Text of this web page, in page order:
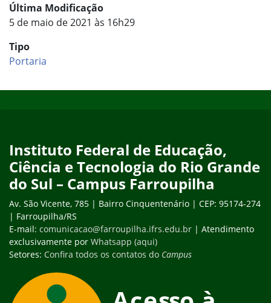
Última Modificação
5 de maio de 2021 às 16h29
Tipo
Portaria
Instituto Federal de Educação,
Ciência e Tecnologia do Rio Grande
do Sul – Campus Farroupilha
Av. São Vicente, 785 | Bairro Cinquentenário | CEP: 95174-274
| Farroupilha/RS
E-mail: comunicacao@farroupilha.ifrs.edu.br | Atendimento
exclusivamente por Whatsapp (aqui)
Setores: Confira todos os contatos do Campus